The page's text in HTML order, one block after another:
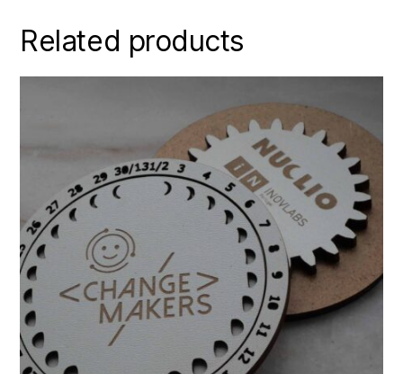
Related products